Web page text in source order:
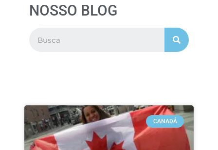
NOSSO BLOG
CANADÁ